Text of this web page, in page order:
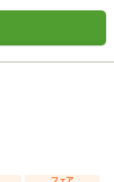
フェア